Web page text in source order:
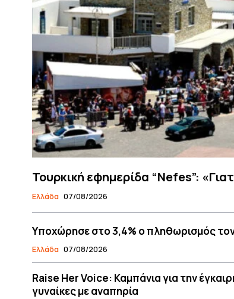
Τουρκική εφημερίδα “Nefes”:
Ελλάδα 07/08/2026
Υποχώρησε στο 3,4% ο πληθωρισμός τον
Ελλάδα 07/08/2026
Raise Her Voice: Καμπάνια για την
γυναίκες με αναπηρία